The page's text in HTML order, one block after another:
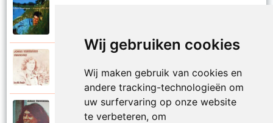
Wij gebruiken cookies
Wij maken gebruik van cookies en
andere tracking-technologieën om
uw surfervaring op onze website
te verbeteren, om
Marionet
Johan Verminnen